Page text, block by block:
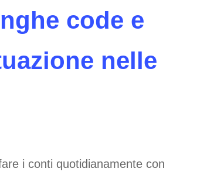
code e
nelle
i conti quotidianamente con